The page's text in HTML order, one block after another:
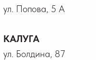
ул. Попова, 5 А
КАЛУГА
ул. Болдина, 87